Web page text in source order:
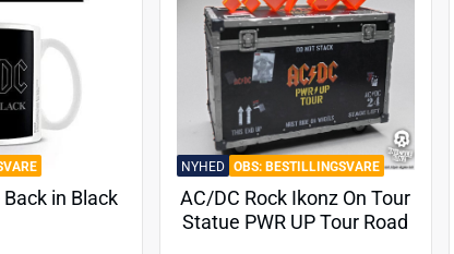
in Black
NYHED BESTILLINGSVARE
AC/DC Rock Ikonz On Tour
Statue PWR UP Tour Road